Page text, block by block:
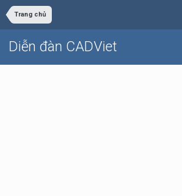
Trang chủ
Diễn đàn CADViet